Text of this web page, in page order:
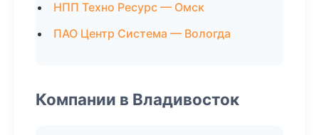
НПП Техно Ресурс — Омск
ПАО Центр Система — Вологда
Компании в Владивосток